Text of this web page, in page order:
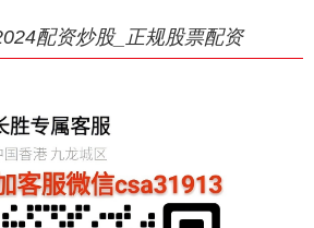
配资炒股_正规股票配资